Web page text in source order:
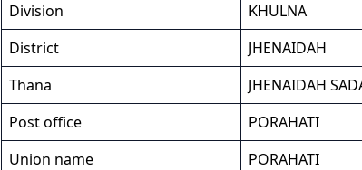
Division
KHULNA
District
JHENAIDAH
Thana
JHENAIDAH
Post office
PORAHATI
Union name
PORAHATI